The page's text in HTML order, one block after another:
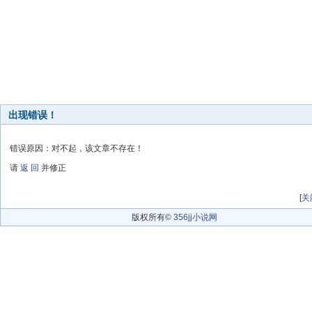
出现错误！
错误原因：对不起，该文章不存在！
请 返 回 并修正
[关
版权所有© 356jj小说网